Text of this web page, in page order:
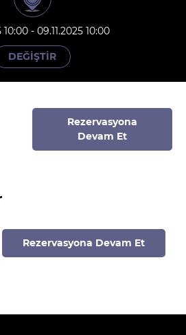
10:00 - 09.11.2025 10:00
DEĞİŞTİR
Rezervasyona
Devam Et
Rezervasyona Devam Et